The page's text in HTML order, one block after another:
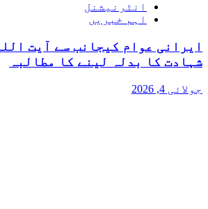
انٹرنیشنل
اہم خبریں
ایرانی عوام کیجانب سے آیت
شہادت کا بدلہ لینے کا مطالبہ
جولائی 4, 2026